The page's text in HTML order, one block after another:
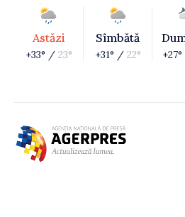
Astăzi
+33° / 23°
Sîmbătă
+31° / 22°